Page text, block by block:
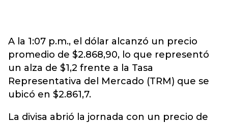
A la 1:07 p.m., el dólar alcanzó un precio
promedio de $2.868,90, lo que representó
un alza de $1,2 frente a la Tasa
Representativa del Mercado (TRM) que se
ubicó en $2.861,7.
La divisa abrió la jornada con un precio de